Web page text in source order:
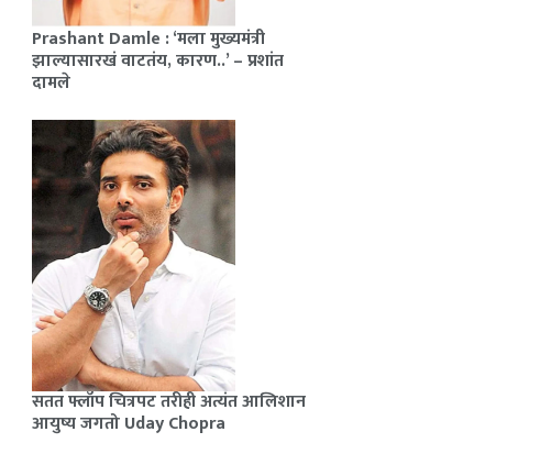
Prashant Damle : ‘मला मुख्यमंत्री
झाल्यासारखं वाटतंय, कारण..’ – प्रशांत
दामले
सतत फ्लॉप चित्रपट तरीही अत्यंत आलिशान
आयुष्य जगतो Uday Chopra